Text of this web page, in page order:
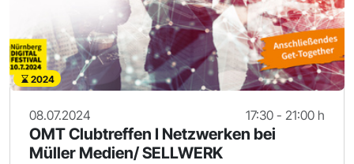
2024
08.07.2024 17:30 - 21:00 h
OMT Clubtreffen I Netzwerken bei
Müller Medien/ SELLWERK